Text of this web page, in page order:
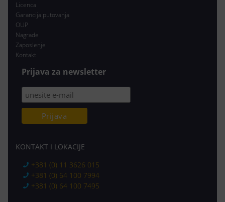
Licenca
Garancija putovanja
OUP
Nagrade
Zaposlenje
Kontakt
Prijava za newsletter
KONTAKT I LOKACIJE
+381 (0) 11 3626 015
+381 (0) 64 100 7994
+381 (0) 64 100 7495